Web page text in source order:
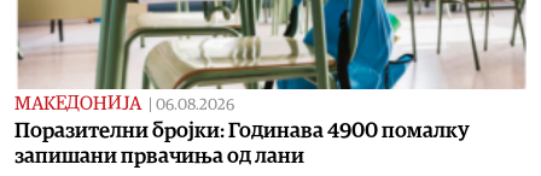
МАКЕДОНИЈА 06.08.2026
Поразителни бројки: Годинава 4900 помалку
запишани првачиња од лани